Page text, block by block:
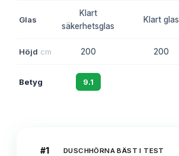
Glas
Klart
säkerhetsglas
Klart glas
Höjd cm 200 200
Betyg 9.1
#1 DUSCHHÖRNA BÄST I TEST